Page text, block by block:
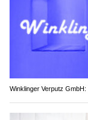
Winklinger Verputz